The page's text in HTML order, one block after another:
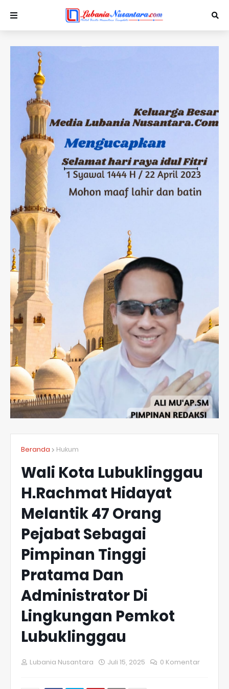
Beranda Hukum
Wali Kota Lubuklinggau
H.Rachmat Hidayat
Melantik 47 Orang
Pejabat Sebagai
Pimpinan Tinggi
Pratama Dan
Administrator Di
Lingkungan Pemkot
Lubuklinggau
Lubania Nusantara Juli 15, 2025 0 Komentar